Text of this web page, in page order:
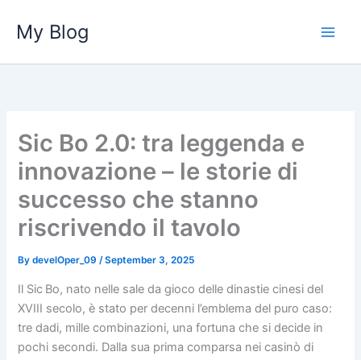
content
My Blog
Sic Bo 2.0: tra leggenda e
innovazione – le storie di
successo che stanno
riscrivendo il tavolo
BydevelOper_09/September 3, 2025
Il Sic Bo, nato nelle sale da gioco delle dinastie cinesi del
XVIII secolo, è stato per decenni l’emblema del puro caso:
tre dadi, mille combinazioni, una fortuna che si decide in
pochi secondi. Dalla sua prima comparsa nei casinò di